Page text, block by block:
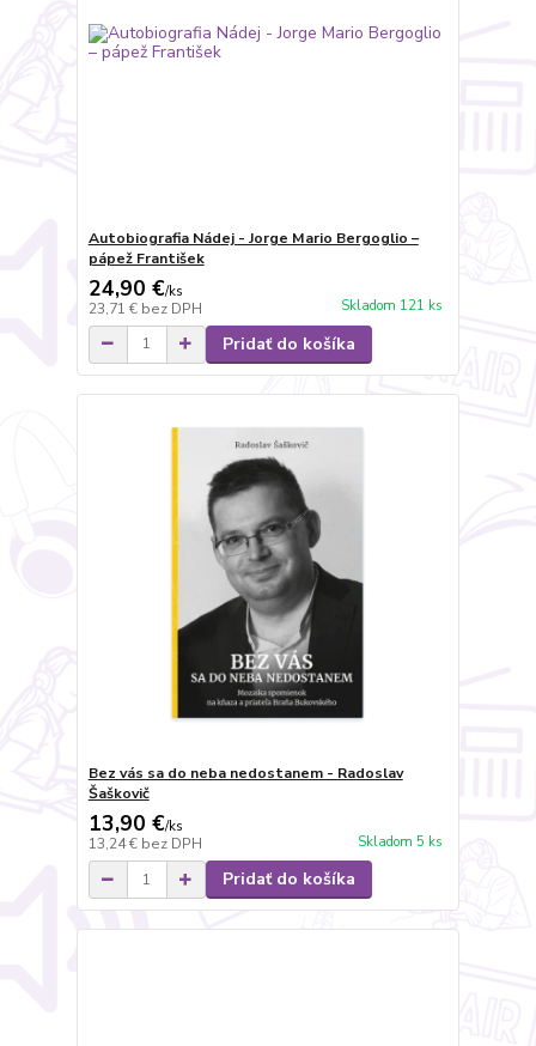
Autobiografia Nádej - Jorge Mario Bergoglio –
pápež František
24,90 €/ks
23,71 € bez DPH Skladom 121 ks
Pridať do košíka
Bez vás sa do neba nedostanem - Radoslav
Šaškovič
13,90 €/ks
13,24 € bez DPH Skladom 5 ks
Pridať do košíka